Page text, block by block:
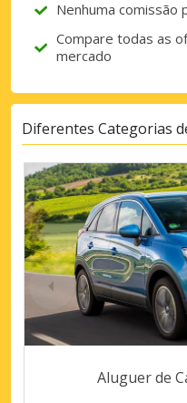
Nenhuma comissão
Compare todas as
mercado
Diferentes Categorias
Aluguer de